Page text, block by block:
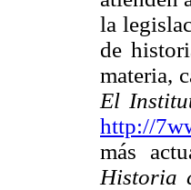
la
de
materia,
El
http://
más
Historia